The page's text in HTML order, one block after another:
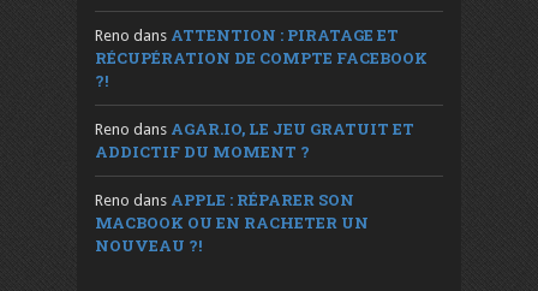
Reno dans ATTENTION : PIRATAGE ET
RÉCUPÉRATION DE COMPTE FACEBOOK
?!
Reno dans AGAR.IO, LE JEU GRATUIT ET
ADDICTIF DU MOMENT ?
Reno dans APPLE : RÉPARER SON
MACBOOK OU EN RACHETER UN
NOUVEAU ?!